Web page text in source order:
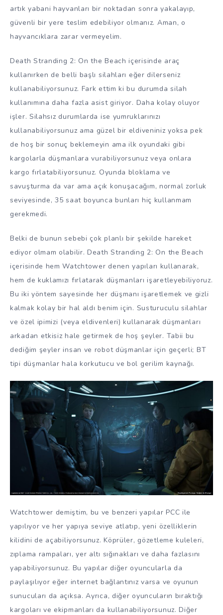
artık yabani hayvanları bir noktadan sonra yakalayıp,
güvenli bir yere teslim edebiliyor olmanız. Aman, o
hayvancıklara zarar vermeyelim.
Death Stranding 2: On the Beach içerisinde araç
kullanırken de belli başlı silahları eğer dilerseniz
kullanabiliyorsunuz. Fark ettim ki bu durumda silah
kullanımına daha fazla asist giriyor. Daha kolay oluyor
işler. Silahsız durumlarda ise yumruklarınızı
kullanabiliyorsunuz ama güzel bir eldiveniniz yoksa pek
de hoş bir sonuç beklemeyin ama ilk oyundaki gibi
kargolarla düşmanlara vurabiliyorsunuz veya onlara
kargo fırlatabiliyorsunuz. Oyunda bloklama ve
savuşturma da var ama açık konuşacağım, normal zorluk
seviyesinde, 35 saat boyunca bunları hiç kullanmam
gerekmedi.
Belki de bunun sebebi çok planlı bir şekilde hareket
ediyor olmam olabilir. Death Stranding 2: On the Beach
içerisinde hem Watchtower denen yapıları kullanarak,
hem de kuklamızı fırlatarak düşmanları işaretleyebiliyoruz.
Bu iki yöntem sayesinde her düşmanı işaretlemek ve gizli
kalmak kolay bir hal aldı benim için. Susturuculu silahlar
ve özel ipimizi (veya eldivenleri) kullanarak düşmanları
arkadan etkisiz hale getirmek de hoş şeyler. Tabii bu
dediğim şeyler insan ve robot düşmanlar için geçerli; BT
tipi düşmanlar hala korkutucu ve bol gerilim kaynağı.
Watchtower demiştim, bu ve benzeri yapılar PCC ile
yapılıyor ve her yapıya seviye atlatıp, yeni özelliklerin
kilidini de açabiliyorsunuz. Köprüler, gözetleme kuleleri,
zıplama rampaları, yer altı sığınakları ve daha fazlasını
yapabiliyorsunuz. Bu yapılar diğer oyuncularla da
paylaşılıyor eğer internet bağlantınız varsa ve oyunun
sunucuları da açıksa. Ayrıca, diğer oyuncuların bıraktığı
kargoları ve ekipmanları da kullanabiliyorsunuz. Diğer